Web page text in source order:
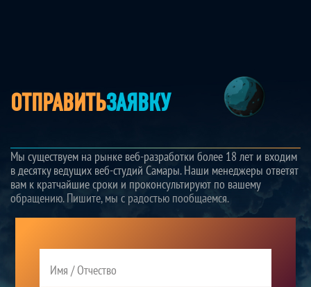
ОТПРАВИТЬЗАЯВКУ
Мы существуем на рынке веб-разработки более 18 лет и входим
в десятку ведущих веб-студий Самары. Наши менеджеры ответят
вам к кратчайшие сроки и проконсультируют по вашему
обращению. Пишите, мы с радостью пообщаемся.